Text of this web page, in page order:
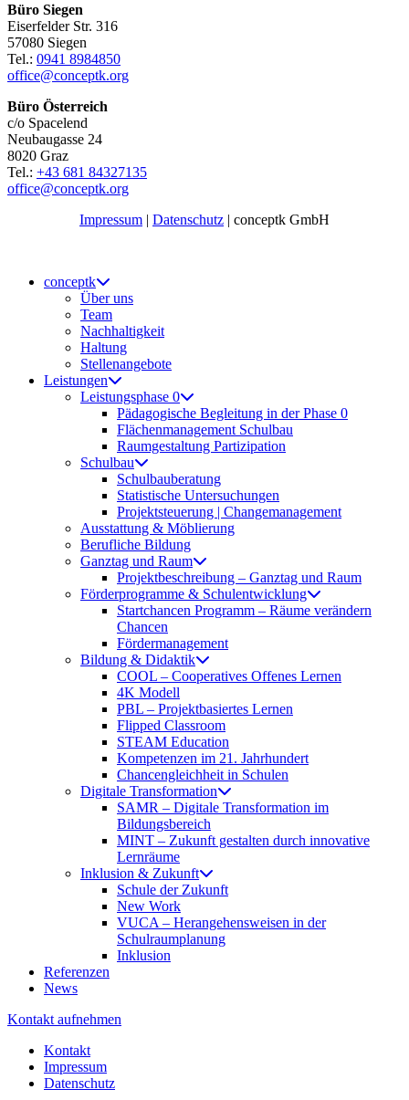
Büro Siegen
Eiserfelder Str. 316
57080 Siegen
Tel.: 0941 8984850
office@conceptk.org
Büro Österreich
c/o Spacelend
Neubaugasse 24
8020 Graz
Tel.: +43 681 84327135
office@conceptk.org
Impressum | Datenschutz | conceptk GmbH
conceptk
Über uns
Team
Nachhaltigkeit
Haltung
Stellenangebote
Leistungen
Leistungsphase 0
Pädagogische Begleitung in der Phase 0
Flächenmanagement Schulbau
Raumgestaltung Partizipation
Schulbau
Schulbauberatung
Statistische Untersuchungen
Projektsteuerung | Changemanagement
Ausstattung & Möblierung
Berufliche Bildung
Ganztag und Raum
Projektbeschreibung – Ganztag und Raum
Förderprogramme & Schulentwicklung
Startchancen Programm – Räume verändern
Chancen
Fördermanagement
Bildung & Didaktik
COOL – Cooperatives Offenes Lernen
4K Modell
PBL – Projektbasiertes Lernen
Flipped Classroom
STEAM Education
Kompetenzen im 21. Jahrhundert
Chancengleichheit in Schulen
Digitale Transformation
SAMR – Digitale Transformation im
Bildungsbereich
MINT – Zukunft gestalten durch innovative
Lernräume
Inklusion & Zukunft
Schule der Zukunft
New Work
VUCA – Herangehensweisen in der
Schulraumplanung
Inklusion
Referenzen
News
Kontakt aufnehmen
Kontakt
Impressum
Datenschutz